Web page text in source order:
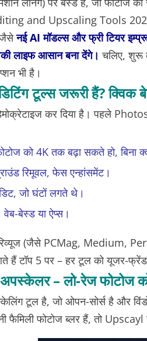
and Upscaling Tools
नई AI मॉडल्स और फ्री टियर
लाइफ आसान बना देंगे। चलिए, शुरू
भी है।
टूल्स जरूरी हैं? क्विक
कर दिया है। पहले
को 4K तक बढ़ा सकते हो, बिना
रिमूवल, फेस एन्हांसमेंट।
जो घंटों लगते थे।
बेस्ड या ऐप्स।
(जैसे PCMag, Medium,
हैं टॉप 5 पर – हर टूल को यूजर-
– लो-रेज फोटोज
टूल है, जो ओपन-सोर्स है और
फैमिली फोटोज ब्लर हैं, तो